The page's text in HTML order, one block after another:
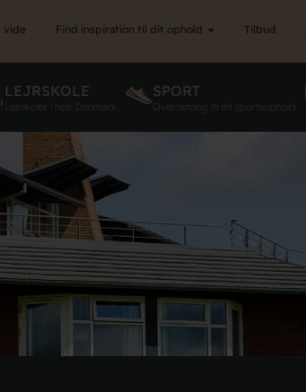
vide Find inspiration til dit ophold Tilbud
LEJRSKOLE
Lejrskoler i hele Danmark
SPORT
Overnatning til dit sportsophold